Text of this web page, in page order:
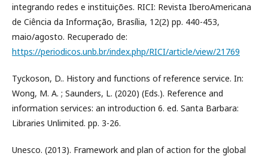
integrando redes e instituições. RICI: Revista IberoAmericana
de Ciência da Informação, Brasília, 12(2) pp. 440-453,
maio/agosto. Recuperado de:
https://periodicos.unb.br/index.php/RICI/article/view/21769
Tyckoson, D.. History and functions of reference service. In:
Wong, M. A. ; Saunders, L. (2020) (Eds.). Reference and
information services: an introduction 6. ed. Santa Barbara:
Libraries Unlimited. pp. 3-26.
Unesco. (2013). Framework and plan of action for the global